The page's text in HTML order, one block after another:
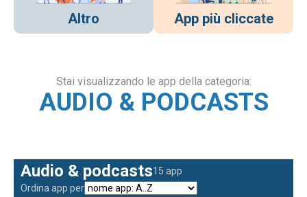
Altro App più cliccate
Stai visualizzando le app della categoria:
AUDIO & PODCASTS
Audio & podcasts15 app
Ordina app per